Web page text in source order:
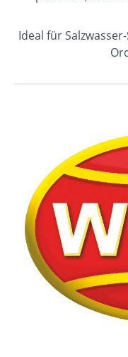
Ideal für